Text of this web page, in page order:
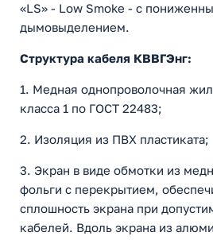
«LS» - Low Smoke - с
дымовыделением.
Структура кабеля КВВГЭнг:
1. Медная однопроволочная
класса 1 по ГОСТ 22483;
2. Изоляция из ПВХ пластиката;
3. Экран в виде обмотки из
фольги с перекрытием,
сплошность экрана при
кабелей. Вдоль экрана из